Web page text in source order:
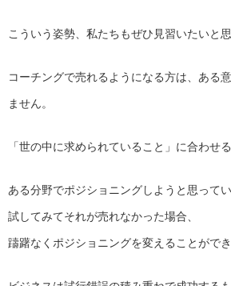
こういう姿勢、私たちもぜひ見習いたいと思
コーチングで売れるようになる方は、ある
ません。
「世の中に求められていること」に合わせ
ある分野でポジショニングしようと思ってい
試してみてそれが売れなかった場合、
躊躇なくポジショニングを変えることができ